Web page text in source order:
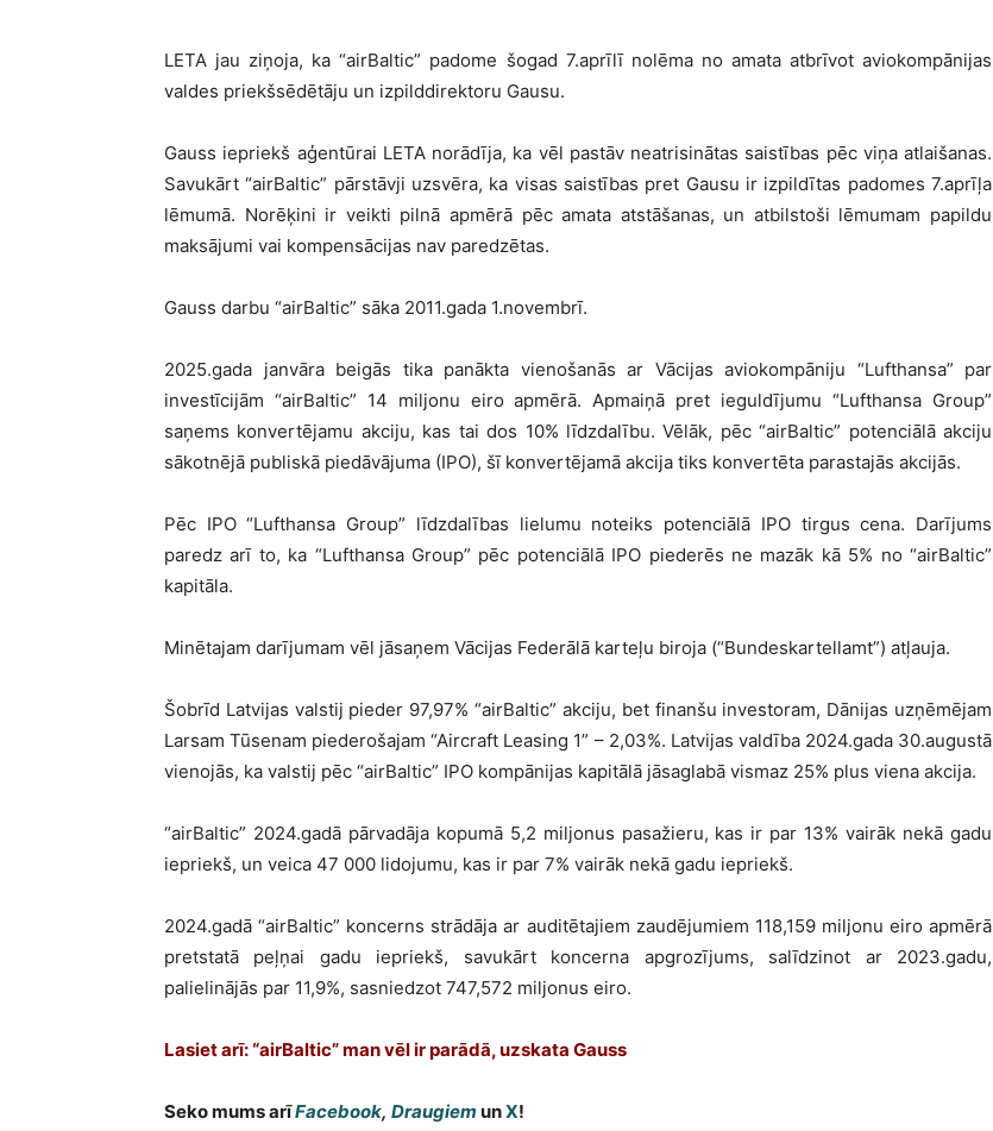
LETA jau ziņoja, ka “airBaltic” padome šogad 7.aprīlī nolēma no amata atbrīvot aviokompānijas
valdes priekšsēdētāju un izpilddirektoru Gausu.
Gauss iepriekš aģentūrai LETA norādīja, ka vēl pastāv neatrisinātas saistības pēc viņa atlaišanas.
Savukārt “airBaltic” pārstāvji uzsvēra, ka visas saistības pret Gausu ir izpildītas padomes 7.aprīļa
lēmumā. Norēķini ir veikti pilnā apmērā pēc amata atstāšanas, un atbilstoši lēmumam papildu
maksājumi vai kompensācijas nav paredzētas.
Gauss darbu “airBaltic” sāka 2011.gada 1.novembrī.
2025.gada janvāra beigās tika panākta vienošanās ar Vācijas aviokompāniju “Lufthansa” par
investīcijām “airBaltic” 14 miljonu eiro apmērā. Apmaiņā pret ieguldījumu “Lufthansa Group”
saņems konvertējamu akciju, kas tai dos 10% līdzdalību. Vēlāk, pēc “airBaltic” potenciālā akciju
sākotnējā publiskā piedāvājuma (IPO), šī konvertējamā akcija tiks konvertēta parastajās akcijās.
Pēc IPO “Lufthansa Group” līdzdalības lielumu noteiks potenciālā IPO tirgus cena. Darījums
paredz arī to, ka “Lufthansa Group” pēc potenciālā IPO piederēs ne mazāk kā 5% no “airBaltic”
kapitāla.
Minētajam darījumam vēl jāsaņem Vācijas Federālā karteļu biroja (“Bundeskartellamt”) atļauja.
Šobrīd Latvijas valstij pieder 97,97% “airBaltic” akciju, bet finanšu investoram, Dānijas uzņēmējam
Larsam Tūsenam piederošajam “Aircraft Leasing 1” – 2,03%. Latvijas valdība 2024.gada 30.augustā
vienojās, ka valstij pēc “airBaltic” IPO kompānijas kapitālā jāsaglabā vismaz 25% plus viena akcija.
“airBaltic” 2024.gadā pārvadāja kopumā 5,2 miljonus pasažieru, kas ir par 13% vairāk nekā gadu
iepriekš, un veica 47 000 lidojumu, kas ir par 7% vairāk nekā gadu iepriekš.
2024.gadā “airBaltic” koncerns strādāja ar auditētajiem zaudējumiem 118,159 miljonu eiro apmērā
pretstatā peļņai gadu iepriekš, savukārt koncerna apgrozījums, salīdzinot ar 2023.gadu,
palielinājās par 11,9%, sasniedzot 747,572 miljonus eiro.
Lasiet arī: “airBaltic” man vēl ir parādā, uzskata Gauss
Seko mums arīFacebook, Draugiem unX!